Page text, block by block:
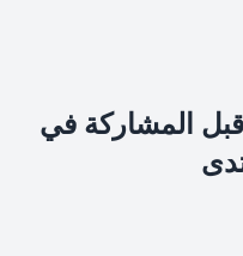
المشاركة في